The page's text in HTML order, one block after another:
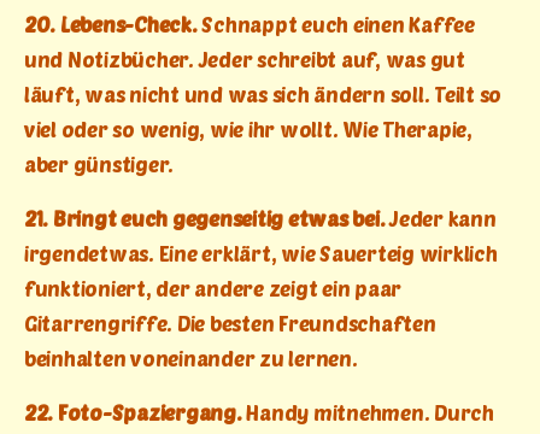
20. Lebens-Check.Schnappt euch einen Kaffee
und Notizbücher. Jeder schreibt auf, was gut
läuft, was nicht und was sich ändern soll. Teilt so
viel oder so wenig, wie ihr wollt. Wie Therapie,
aber günstiger.
21. Bringt euch gegenseitig etwas bei.Jeder kann
irgendetwas. Eine erklärt, wie Sauerteig wirklich
funktioniert, der andere zeigt ein paar
Gitarrengriffe. Die besten Freundschaften
beinhalten voneinander zu lernen.
22. Foto-Spaziergang.Handy mitnehmen. Durch